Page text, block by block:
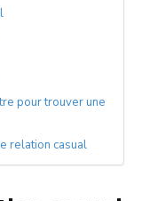
pour trouver une
relation casual